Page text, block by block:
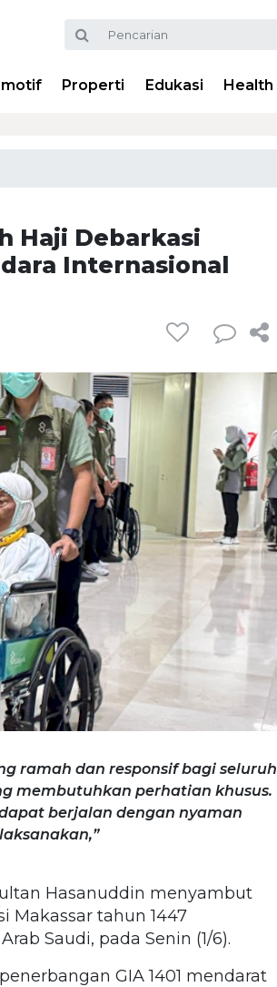
Properti Edukasi Health
Haji Debarkasi
Internasional
ramah dan responsif bagi seluruh
membutuhkan perhatian khusus.
berjalan dengan nyaman
Hasanuddin menyambut
Makassar tahun 1447
Saudi, pada Senin (1/6).
GIA 1401 mendarat